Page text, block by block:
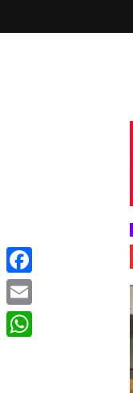
Facebook
Email